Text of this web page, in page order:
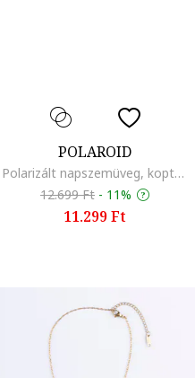
POLAROID
Polarizált napszemüveg, koptatott rózsaszín
12.699 Ft - 11%
11.299 Ft